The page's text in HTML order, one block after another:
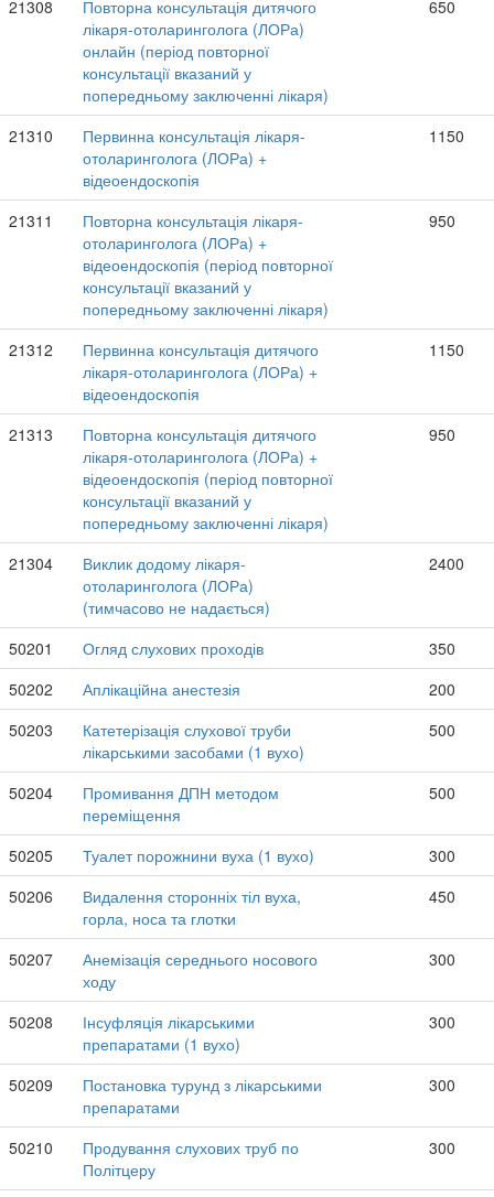
21308
Повторна консультація дитячого
лікаря-отоларинголога (ЛОРа)
онлайн (період повторної
консультації вказаний у
попередньому заключенні лікаря)
650
21310
Первинна консультація лікаря-
отоларинголога (ЛОРа) +
відеоендоскопія
1150
21311
Повторна консультація лікаря-
отоларинголога (ЛОРа) +
відеоендоскопія (період повторної
консультації вказаний у
попередньому заключенні лікаря)
950
21312
Первинна консультація дитячого
лікаря-отоларинголога (ЛОРа) +
відеоендоскопія
1150
21313
Повторна консультація дитячого
лікаря-отоларинголога (ЛОРа) +
відеоендоскопія (період повторної
консультації вказаний у
попередньому заключенні лікаря)
950
21304
Виклик додому лікаря-
отоларинголога (ЛОРа)
(тимчасово не надається)
2400
50201 Огляд слухових проходів
350
50202
Аплікаційна анестезія
200
50203
Катетерізація слухової труби
лікарськими засобами (1 вухо)
500
50204
Промивання ДПН методом
переміщення
500
50205 Туалет порожнини вуха (1 вухо)
300
50206
Видалення сторонніх тіл вуха,
горла, носа та глотки
450
50207
Анемізація середнього носового
ходу
300
50208
Інсуфляція лікарськими
препаратами (1 вухо)
300
50209
Постановка турунд з лікарськими
препаратами
300
50210
Продування слухових труб по
Політцеру
300